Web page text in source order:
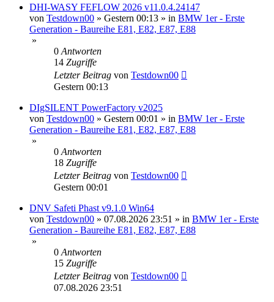
DHI-WASY FEFLOW 2026 v11.0.4.24147
von Testdown00 » Gestern 00:13 » in BMW 1er - Erste
Generation - Baureihe E81, E82, E87, E88
»
0 Antworten
14 Zugriffe
Letzter Beitrag von Testdown00
Gestern 00:13
DIgSILENT PowerFactory v2025
von Testdown00 » Gestern 00:01 » in BMW 1er - Erste
Generation - Baureihe E81, E82, E87, E88
»
0 Antworten
18 Zugriffe
Letzter Beitrag von Testdown00
Gestern 00:01
DNV Safeti Phast v9.1.0 Win64
von Testdown00 » 07.08.2026 23:51 » in BMW 1er - Erste
Generation - Baureihe E81, E82, E87, E88
»
0 Antworten
15 Zugriffe
Letzter Beitrag von Testdown00
07.08.2026 23:51